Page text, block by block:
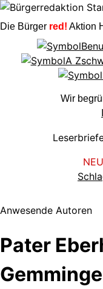
Die Bürger red! Aktion
Wir
Anwesende Autoren
Pater